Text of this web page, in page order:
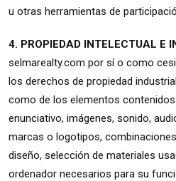
u otras herramientas de
4. PROPIEDAD INTELECTUAL E
selmarealty.com por sí o como
los derechos de propiedad
como de los elementos
enunciativo, imágenes, sonido,
marcas o logotipos,
diseño, selección de materiales
ordenador necesarios para su